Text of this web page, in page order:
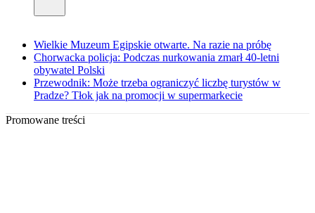
Wielkie Muzeum Egipskie otwarte. Na razie na próbę
Chorwacka policja: Podczas nurkowania zmarł 40-letni
obywatel Polski
Przewodnik: Może trzeba ograniczyć liczbę turystów w
Pradze? Tłok jak na promocji w supermarkecie
Promowane treści